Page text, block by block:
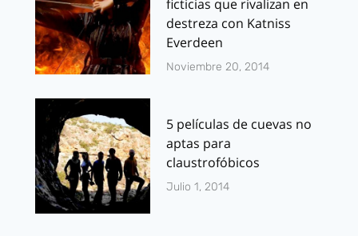
ficticias que rivalizan en
destreza con Katniss
Everdeen
Noviembre 20, 2014
5 películas de cuevas no
aptas para
claustrofóbicos
Julio 1, 2014